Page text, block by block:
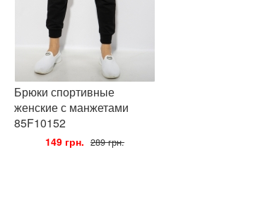
Брюки спортивные
женские с манжетами
85F10152
149 грн. 289 грн.